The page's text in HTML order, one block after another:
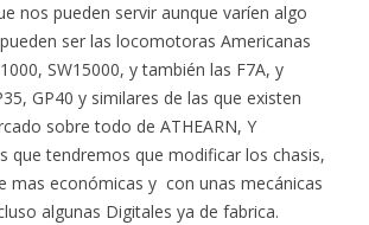
nos pueden servir aunque varíen algo
ser las locomotoras Americanas
SW15000, y también las F7A, y
GP40 y similares de las que existen
sobre todo de ATHEARN, Y
que tendremos que modificar los chasis,
mas económicas y con unas mecánicas
algunas Digitales ya de fabrica.